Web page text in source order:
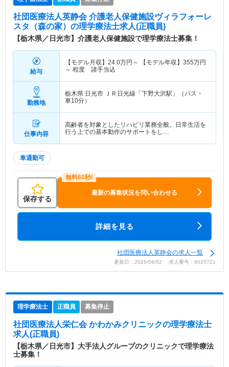
社団医療法人英静会 介護老人保健施設ヴィラフォーレ
スタ（森の家） の理学療法士求人(正職員)
【栃木県／日光市】介護老人保健施設で理学療法士募集！
給与
【モデル月収】 24.0万円～ 【モデル年収】 355万円
～ 程度 諸手当込
勤務地
栃木県 日光市 ＪＲ日光線「下野大沢駅」（バス・
車10分）
仕事内容
高齢者を対象としたリハビリ業務全般。日常生活を
行う上での基本動作のサポートをし…
車通勤可
保存する
最新の募集状況を問い合わせる
詳細を見る
社団医療法人英静会の求人一覧
更新日：2026/06/02 求人番号：9025721
理学療法士 正職員 募集停止
社団医療法人栄仁会 かわかみクリニックの理学療法士
求人(正職員)
【栃木県／日光市】大手法人グループのクリニックで理学療法
士募集！